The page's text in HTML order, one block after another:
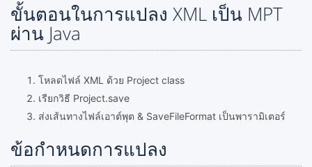
ขั้นตอนในการแปลง XML เป็น MPT
ผ่าน Java
โหลดไฟล์ XML ด้วย Project class
เรียกวิธี Project.save
ส่งเส้นทางไฟล์เอาต์พุต & SaveFileFormat เป็นพารามิเตอร์
ข้อกำหนดการแปลง